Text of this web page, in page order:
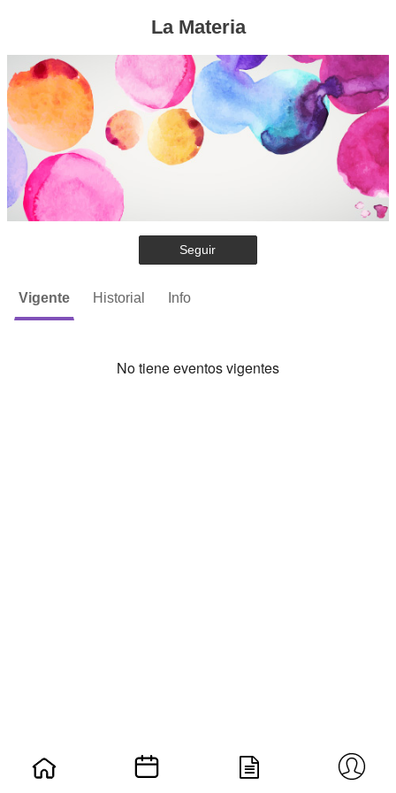
La Materia
Seguir
Vigente Historial Info
No tiene eventos vigentes